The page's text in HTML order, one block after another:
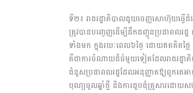
ទី២៖ រាជរដ្ឋាភិបាលជួយចេញសោហ៊ុយធ្វើ
ត្រូវបានបញ្ចេញដើម្បីដឹកជញ្ជូនប្រជាពលរដ្
ទាំងមក ក្នុងរយៈពេល៦ថ្ងៃ ដោយឥតគិតថ្ល
គឺជាការចំណាយដ៏ធំមួយទៀតដែលរាជរដ្ឋាភិ
ជំនួសប្រជាពលរដ្ឋដែលអនុញ្ញាតឱ្យពួកគេអ
បុណ្យចូលឆ្នាំថ្មី និងការជួបជុំគ្រួសារដោយ